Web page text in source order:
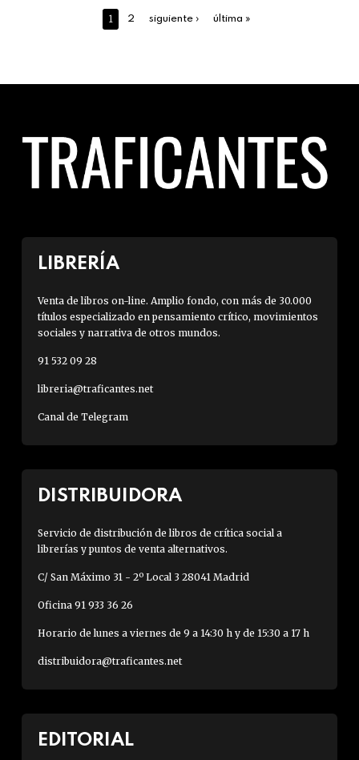
1 2 siguiente › última »
LIBRERÍA
Venta de libros on-line. Amplio fondo, con más de 30.000
títulos especializado en pensamiento crítico, movimientos
sociales y narrativa de otros mundos.
91 532 09 28
libreria@traficantes.net
Canal de Telegram
DISTRIBUIDORA
Servicio de distribución de libros de crítica social a
librerías y puntos de venta alternativos.
C/ San Máximo 31 - 2º Local 3 28041 Madrid
Oficina 91 933 36 26
Horario de lunes a viernes de 9 a 14:30 h y de 15:30 a 17 h
distribuidora@traficantes.net
EDITORIAL